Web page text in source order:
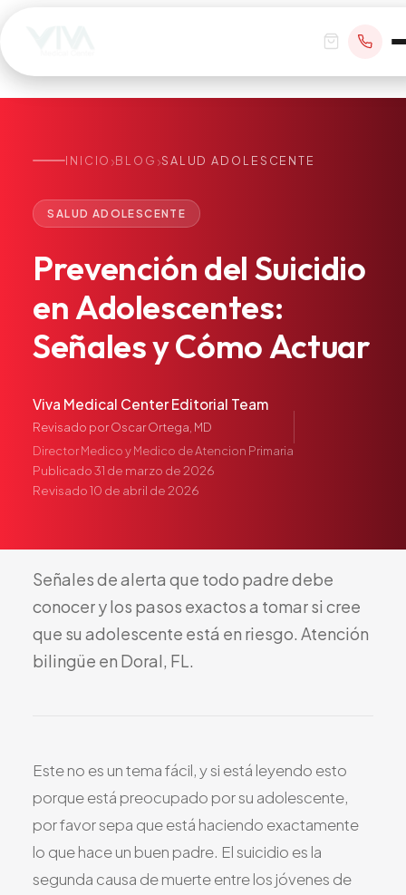
Atención Primaria
Atención el Mismo Día
Medicina Interna
Psiquiatría
Pediatría
Salud del Adolescente
Salud de la Mujer
Pruebas Genéticas
Laboratorio
Neurología
Todos los Servicios
RESERVAR CITA
+1 305 209 0001
office@vivamedicalcenter.com
Lun–Vie 8:30AM–4:30PM · Sáb con cita
INICIO ›BLOG ›SALUD ADOLESCENTE
SALUD ADOLESCENTE
Prevención del Suicidio
en Adolescentes:
SeñalesyCómo Actuar
Viva Medical Center Editorial Team
Revisado porOscar Ortega, MD
Director Medico y Medico de Atencion Primaria
Publicado31 de marzo de 2026
Revisado10 de abril de 2026
Señalesdealerta que todo padredebe
conocerylos pasos exactosa tomarsi cree
que su adolescente está en riesgo. Atención
bilingüe en Doral, FL.
Este no es un tema fácil, y si está leyendo esto
porque está preocupado por su adolescente,
por favor sepa que está haciendo exactamente
lo que hace un buen padre. El suicidio es la
segunda causa de muerte entre los jóvenes de